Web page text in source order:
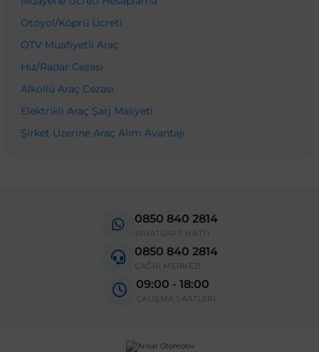
Otoyol/Köprü Ücreti
ÖTV Muafiyetli Araç
Hız/Radar Cezası
Alkollü Araç Cezası
Elektrikli Araç Şarj Maliyeti
Şirket Üzerine Araç Alım Avantajı
0850 840 2814
WHATSAPP HATTI
0850 840 2814
ÇAĞRI MERKEZİ
09:00 - 18:00
ÇALIŞMA SAATLERİ